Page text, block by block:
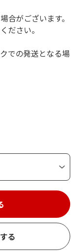
がございます。
ださい。
での発送となる場
る